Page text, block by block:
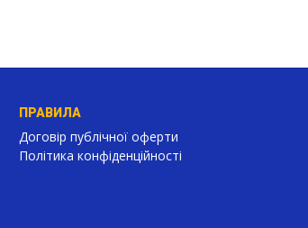
ПРАВИЛА
Договір публічної оферти
Політика конфіденційності